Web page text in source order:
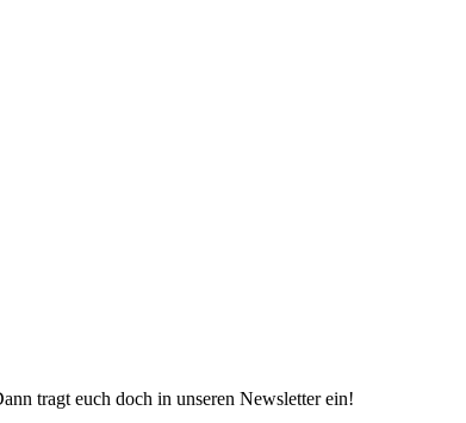
tragt euch doch in unseren Newsletter ein!